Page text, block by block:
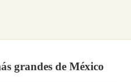
grandes de México